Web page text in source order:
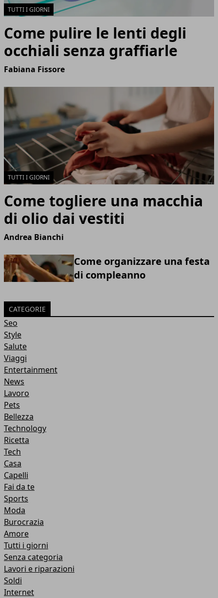
TUTTI I GIORNI
Come pulire le lenti degli
occhiali senza graffiarle
Fabiana Fissore
TUTTI I GIORNI
Come togliere una macchia
di olio dai vestiti
Andrea Bianchi
Come organizzare una festa
di compleanno
CATEGORIE
Seo
Style
Salute
Viaggi
Entertainment
News
Lavoro
Pets
Bellezza
Technology
Ricetta
Tech
Casa
Capelli
Fai da te
Sports
Moda
Burocrazia
Amore
Tutti i giorni
Senza categoria
Lavori e riparazioni
Soldi
Internet